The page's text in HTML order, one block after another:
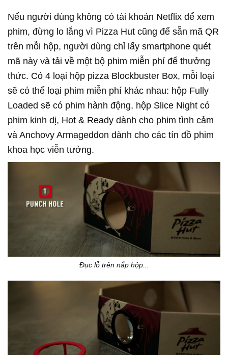
Nếu người dùng không có tài khoản Netflix để xem
phim, đừng lo lắng vì Pizza Hut cũng để sẵn mã QR
trên mỗi hộp, người dùng chỉ lấy smartphone quét
mã này và tải về một bộ phim miễn phí để thưởng
thức. Có 4 loại hộp pizza Blockbuster Box, mỗi loại
sẽ có thể loại phim miễn phí khác nhau: hộp Fully
Loaded sẽ có phim hành động, hộp Slice Night có
phim kinh dị, Hot & Ready dành cho phim tình cảm
và Anchovy Armageddon dành cho các tín đồ phim
khoa học viễn tưởng.
Đục lỗ trên nắp hộp...